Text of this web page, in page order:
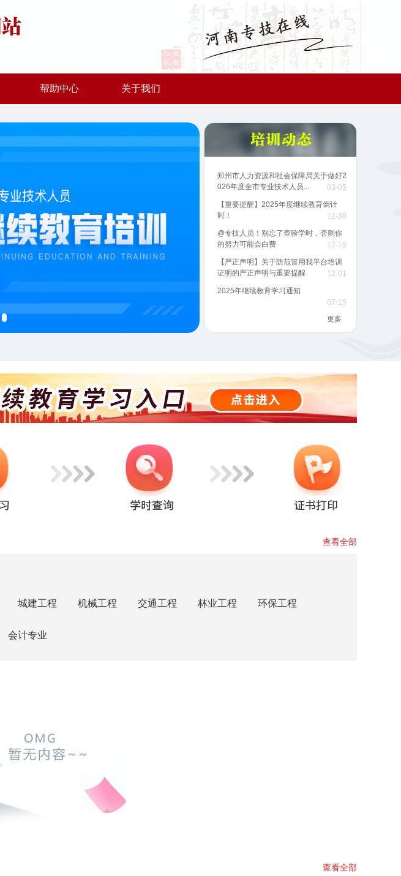
帮助中心 关于我们
郑州市人力资源和社会保障局关于做好2
026年度全市专业技术人员...
03-05
【重要提醒】2025年度继续教育倒计
时！
12-30
@专技人员！别忘了查验学时，否则你
的努力可能会白费
12-15
【严正声明】关于防范冒用我平台培训
证明的严正声明与重要提醒
12-01
2025年继续教育学习通知
07-15
更多
查看全部
城建工程 机械工程 交通工程 林业工程 环保工程
会计专业
查看全部